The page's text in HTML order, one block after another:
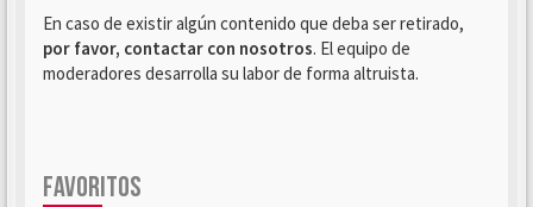
En caso de existir algún contenido que deba ser retirado,
por favor, contactar con nosotros. El equipo de
moderadores desarrolla su labor de forma altruista.
FAVORITOS